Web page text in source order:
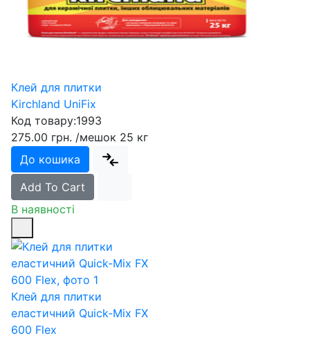
Клей для плитки
Kirchland UniFix
Код товару:1993
275.00 грн. /мешок 25 кг
До кошика
Add To Cart
В наявності
Клей для плитки
еластичний Quick-Mix FX
600 Flex